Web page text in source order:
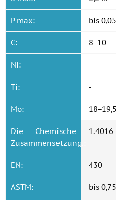
P max: bis 0,05
C: 8−10
Ni: -
Ti: -
Mo: 18−19,5
Die Chemische
Zusammensetzung.:
1.4016
EN: 430
ASTM: bis 0,75